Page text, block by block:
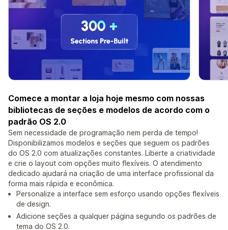
Comece a montar a loja hoje mesmo com nossas
bibliotecas de seções e modelos de acordo com o
padrão OS 2.0
Sem necessidade de programação nem perda de tempo!
Disponibilizamos modelos e seções que seguem os padrões
do OS 2.0 com atualizações constantes. Liberte a criatividade
e crie o layout com opções muito flexíveis. O atendimento
dedicado ajudará na criação de uma interface profissional da
forma mais rápida e econômica.
Personalize a interface sem esforço usando opções flexíveis
de design.
Adicione seções a qualquer página segundo os padrões de
tema do OS 2.0.